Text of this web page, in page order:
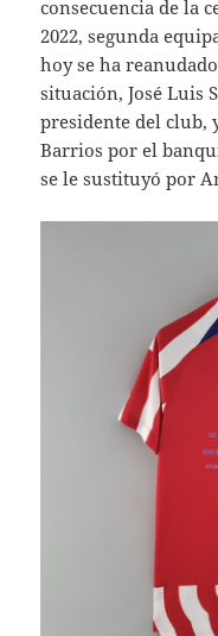
consecuencia de la
2022, segunda
hoy se ha
situación, José Luis
presidente del club,
Barrios por el
se le sustituyó por